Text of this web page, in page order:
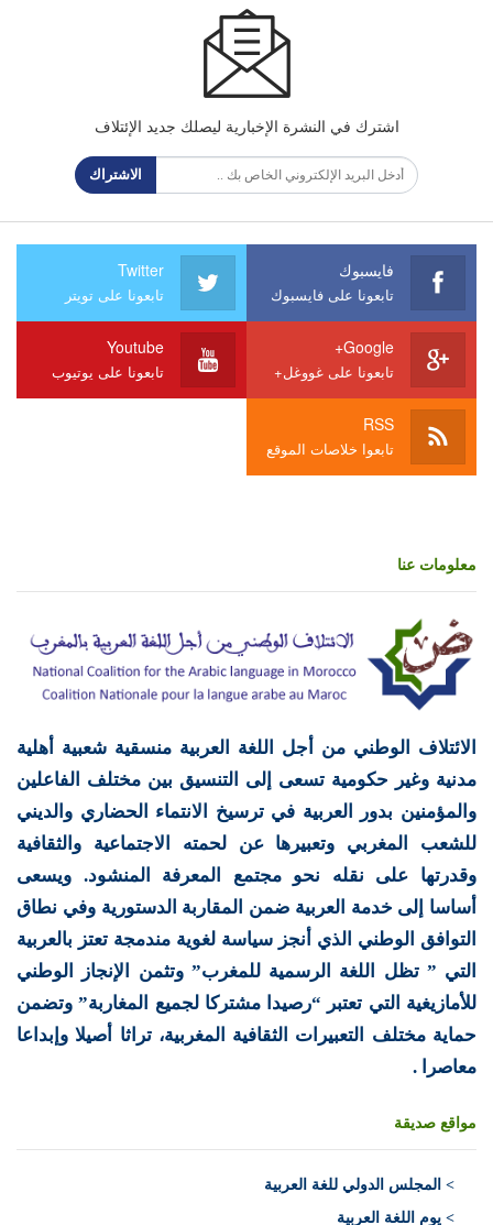
اشترك في النشرة الإخبارية ليصلك جديد الإئتلاف
الاشتراك
فايسبوك
تابعونا على فايسبوك
Twitter
تابعونا على تويتر
Google+
تابعونا على غووغل+
Youtube
تابعونا على يوتيوب
RSS
تابعوا خلاصات الموقع
معلومات عنا
الائتلاف الوطني من أجل اللغة العربية منسقية شعبية أهلية
مدنية وغير حكومية تسعى إلى التنسيق بين مختلف الفاعلين
والمؤمنين بدور العربية في ترسيخ الانتماء الحضاري والديني
للشعب المغربي وتعبيرها عن لحمته الاجتماعية والثقافية
وقدرتها على نقله نحو مجتمع المعرفة المنشود. ويسعى
أساسا إلى خدمة العربية ضمن المقاربة الدستورية وفي نطاق
التوافق الوطني الذي أنجز سياسة لغوية مندمجة تعتز بالعربية
التي ” تظل اللغة الرسمية للمغرب” وتثمن الإنجاز الوطني
للأمازيغية التي تعتبر “رصيدا مشتركا لجميع المغاربة” وتضمن
حماية مختلف التعبيرات الثقافية المغربية، تراثا أصيلا وإبداعا
معاصرا .
مواقع صديقة
> المجلس الدولي للغة العربية
> يوم اللغة العربية